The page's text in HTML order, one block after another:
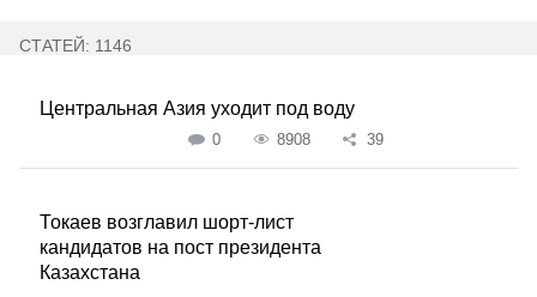
СТАТЕЙ: 1146
Центральная Азия уходит под воду
0 8908 39
Токаев возглавил шорт-лист
кандидатов на пост президента
Казахстана